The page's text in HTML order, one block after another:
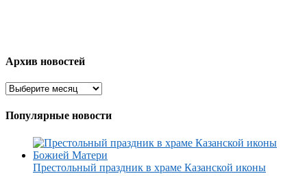
Архив новостей
Популярные новости
Престольный праздник в храме Казанской иконы